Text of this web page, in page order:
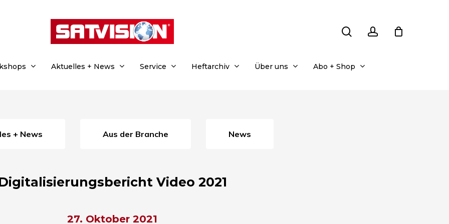
Aktuelles + News Service Heftarchiv Über uns Abo + Shop
+ News Aus der Branche News
Video 2021
27. Oktober 2021